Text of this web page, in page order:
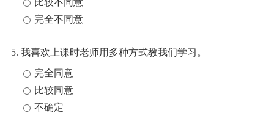
比较不同意
完全不同意
5. 我喜欢上课时老师用多种方式教我们学习。
完全同意
比较同意
不确定